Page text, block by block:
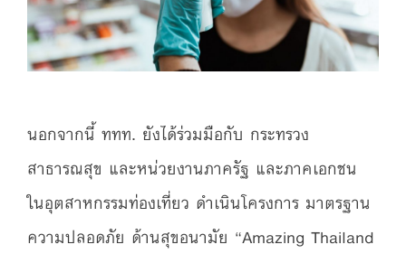
นอกจากนี้ ททท. ยังได้ร่วมมือกับ กระทรวง
สาธารณสุข และหน่วยงานภาครัฐ และภาคเอกชน
ในอุตสาหกรรมท่องเที่ยว ดำเนินโครงการ มาตรฐาน
ความปลอดภัย ด้านสุขอนามัย “Amazing Thailand